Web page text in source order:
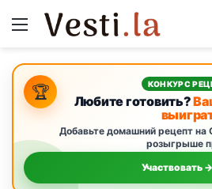
Menu
🏆 КОНКУРС
Любите готовить?
Добавьте домашний рецепт на
розыгрыше
Участвовать →